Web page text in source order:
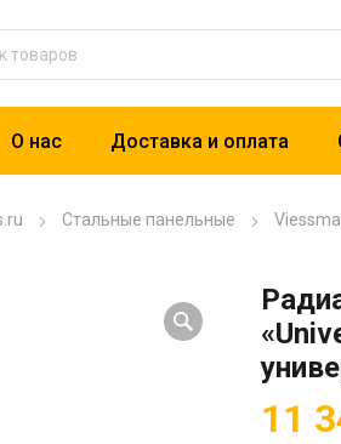
О нас Доставка и оплата
Стальные панельные
11